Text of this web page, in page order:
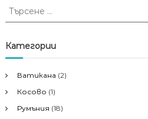
Т
с
е
е
з
а
Категории
Ватикана (2)
Косово (1)
Румъния (18)